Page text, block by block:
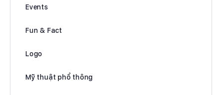
Events
Fun & Fact
Logo
Mỹ thuật phổ thông